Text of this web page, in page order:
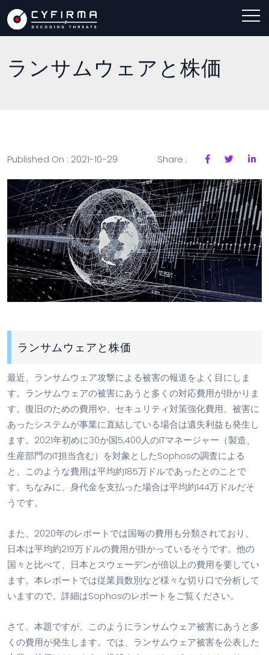
ランサムウェアと株価
Published On : 2021-10-29 Share :
ランサムウェアと株価
最近、ランサムウェア攻撃による被害の報道をよく目にしま
す。ランサムウェアの被害にあうと多くの対応費用が掛かりま
す。復旧のための費用や、セキュリティ対策強化費用、被害に
あったシステムが事業に直結している場合は遺失利益も発生し
ます。 2021年初めに30か国5,400人のITマネージャー（製造、
生産部門のIT担当含む）を対象としたSophosの調査による
と 、このような費用は平均約185万ドルであったとのことで
す。ちなみに、身代金を支払った場合は平均約144万ドルだそ
うです。
また、 2020年のレポートでは国毎の費用も分類されており、
日本は平均約219万ドルの費用が掛かっているそうです。他の
国々と比べて、日本とスウェーデンが倍以上の費用を要してい
ます。本レポートでは従業員数別など様々な切り口で分析して
いますので、詳細はSophosのレポートをご覧ください。
さて、本題ですが、このようにランサムウェア被害にあうと多
くの費用が発生します。では、ランサムウェア被害を公表した